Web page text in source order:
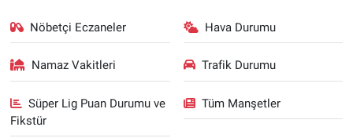
Nöbetçi Eczaneler Hava Durumu
Namaz Vakitleri Trafik Durumu
Süper Lig Puan Durumu ve
Fikstür
Tüm Manşetler